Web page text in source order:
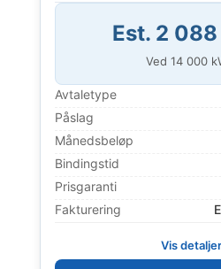
Est. 2
Ved 14 000
Avtaletype
Påslag
Månedsbeløp
Bindingstid
Prisgaranti
Fakturering
Vis detaljer